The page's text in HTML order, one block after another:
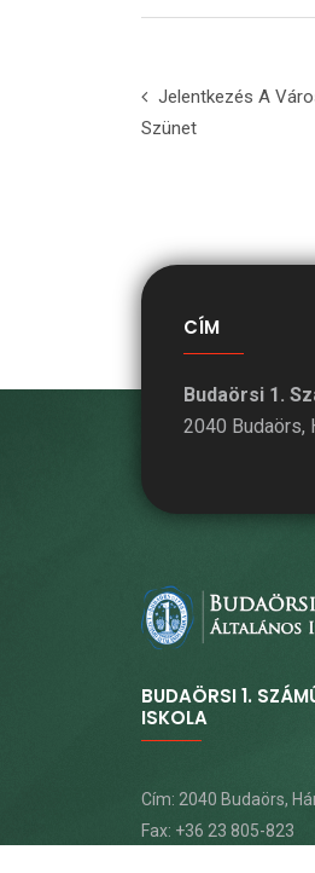
Jelentkezés A
Szünet
CÍM
Budaörsi 1.
2040 Budaörs,
BUDAÖRSI 1.
ISKOLA
Cím: 2040 Budaörs,
Fax: +36 23 805-823